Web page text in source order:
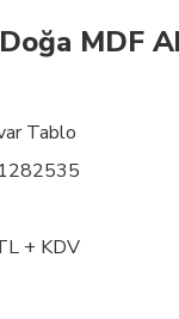
MDF
Tablo
+ KDV